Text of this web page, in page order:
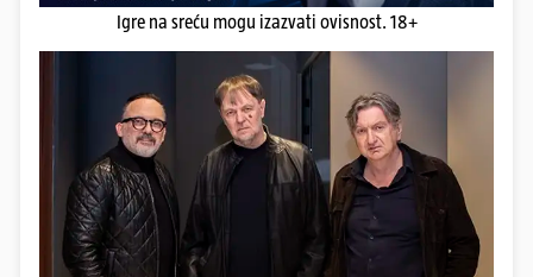
Igre na sreću mogu izazvati ovisnost. 18+